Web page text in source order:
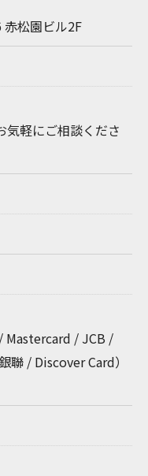
松園ビル2F
軽にご相談くださ
Mastercard / JCB /
聯 / Discover Card）